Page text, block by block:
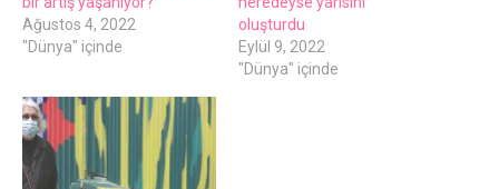
Ağustos 4, 2022
"Dünya" içinde
oluşturdu
Eylül 9, 2022
"Dünya" içinde